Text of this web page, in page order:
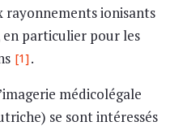
rayonnements ionisants
en particulier pour les
[1].
médicolégale
se sont intéressés